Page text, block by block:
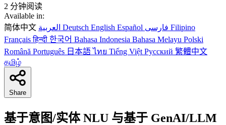
2 分钟阅读
Available in:
简体中文
Deutsch English Español
Filipino
Françaisहिन्दी 한국어 Bahasa Indonesia Bahasa Melayu Polski
Română Português 日本語ไทย Tiếng Việt Русский 繁體中文
தமிழ்
Share
基于意图/实体 NLU 与基于 GenAI/LLM